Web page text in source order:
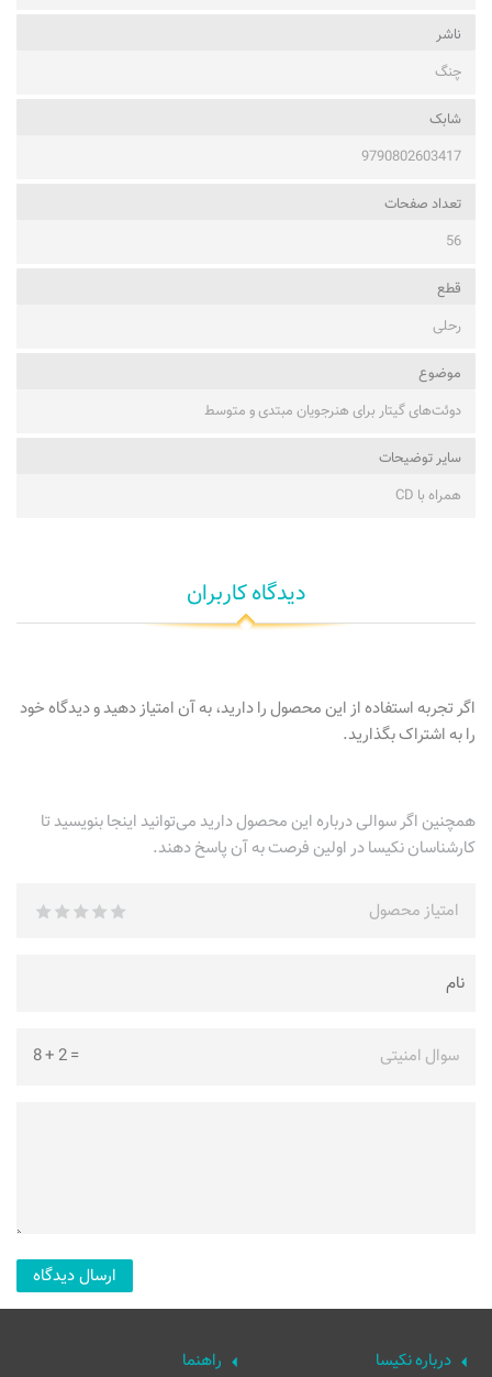
ناشر
چنگ
شابک
9790802603417
تعداد صفحات
56
قطع
رحلی
موضوع
دوئت‌های گیتار برای هنرجویان مبتدی و متوسط
ساير توضيحات
همراه با CD
دیدگاه کاربران
اگر تجربه استفاده از این محصول را دارید، به آن امتیاز دهید و دیدگاه خود
را به اشتراک بگذارید.
همچنین اگر سوالی درباره این محصول دارید می‌توانید اینجا بنویسید تا
کارشناسان نکیسا در اولین فرصت به آن پاسخ دهند.
امتیاز محصول
سوال امنیتی =
2
+
8
درباره نکیسا راهنما